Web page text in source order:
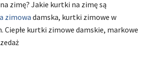
zimę? Jakie kurtki na zimę są
zimowadamska, kurtki zimowe w
Ciepłe kurtki zimowe damskie, markowe